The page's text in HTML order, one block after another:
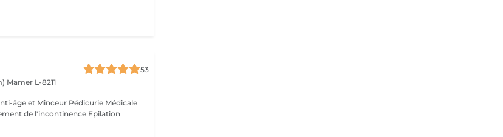
53
Mamer L-8211
âge et Minceur Pédicurie Médicale
de l'incontinence Epilation